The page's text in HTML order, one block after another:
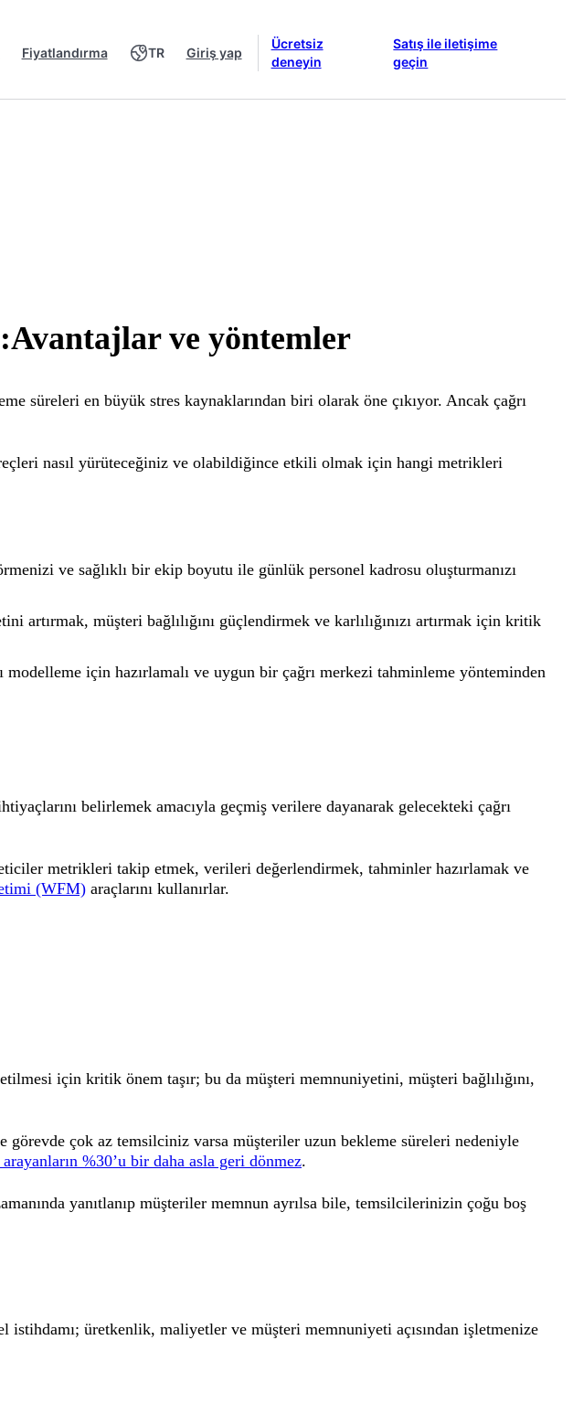
Fiyatlandırma TR Giriş yap
Ücretsiz
deneyin
Satış ile iletişime
geçin
ve yöntemler
süreleri en büyük stres kaynaklarından biri olarak öne çıkıyor. Ancak çağrı
nasıl yürüteceğiniz ve olabildiğince etkili olmak için hangi metrikleri
ve sağlıklı bir ekip boyutu ile günlük personel kadrosu oluşturmanızı
müşteri bağlılığını güçlendirmek ve karlılığınızı artırmak için kritik
için hazırlamalı ve uygun bir çağrı merkezi tahminleme yönteminden
belirlemek amacıyla geçmiş verilere dayanarak gelecekteki çağrı
metrikleri takip etmek, verileri değerlendirmek, tahminler hazırlamak ve
(WFM) araçlarını kullanırlar.
için kritik önem taşır; bu da müşteri memnuniyetini, müşteri bağlılığını,
görevde çok az temsilciniz varsa müşteriler uzun bekleme süreleri nedeniyle
%30’u bir daha asla geri dönmez.
yanıtlanıp müşteriler memnun ayrılsa bile, temsilcilerinizin çoğu boş
üretkenlik, maliyetler ve müşteri memnuniyeti açısından işletmenize